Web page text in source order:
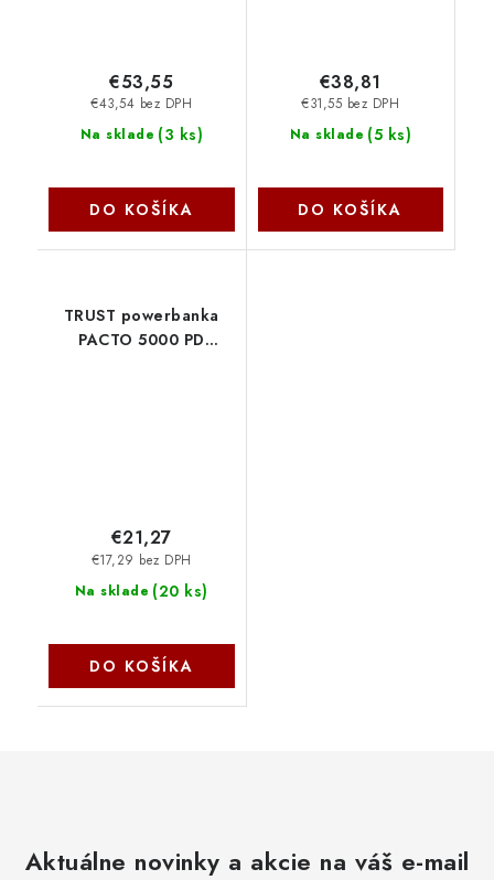
Na sklade (3 ks)
€43,54 bez DPH
€53,55
DO KOŠÍKA
Na sklade (5 ks)
€31,55 bez DPH
€38,81
DO KOŠÍKA
TRUST powerbanka
PACTO 5000 PD
Na sklade (20 ks)
€17,29 bez DPH
€21,27
DO KOŠÍKA
Aktuálne novinky a akcie na váš e-mail